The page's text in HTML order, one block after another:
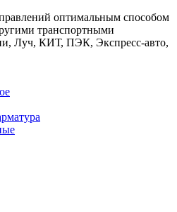
оптимальным способом
транспортными
Луч, КИТ, ПЭК, Экспресс-авто,